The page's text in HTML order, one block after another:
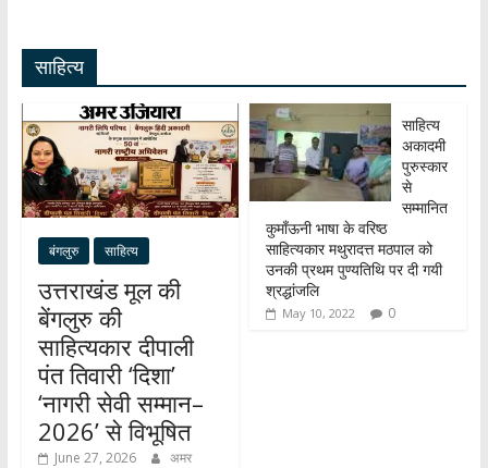
A
p
p
o
k
m
e
dI
n
साहित्य
बंगलुरु साहित्य
उत्तराखंड मूल की
बेंगलुरु की
साहित्यकार दीपाली
पंत तिवारी ‘दिशा’
‘नागरी सेवी सम्मान–
2026’ से विभूषित
June 27, 2026
अमर
साहित्य
अकादमी
पुरुस्कार
से
सम्मानित
कुमाँऊनी भाषा के वरिष्ठ
साहित्यकार मथुरादत्त मठपाल को
उनकी प्रथम पुण्यतिथि पर दी गयी
श्रद्धांजलि
May 10, 2022 0